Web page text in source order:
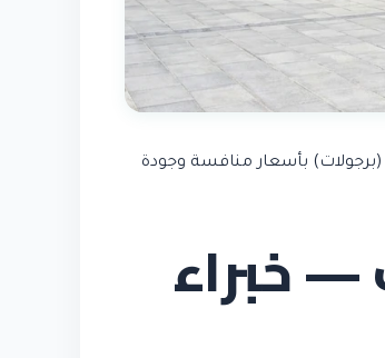
بأسعار منافسة وجودة
— خبراء